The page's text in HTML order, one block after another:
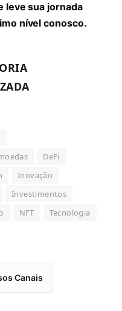
leve sua jornada
nível conosco.
DeFi
Inovação
Investimentos
NFT
Tecnologia
Canais